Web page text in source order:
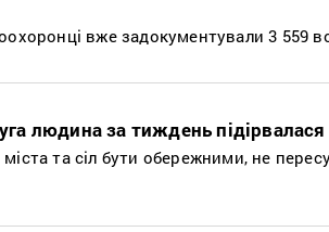
вже задокументували 3 559
людина за тиждень підірвалася
та сіл бути обережними, не